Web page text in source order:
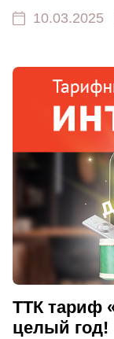
10.03.2025
ТТК тариф
целый год!